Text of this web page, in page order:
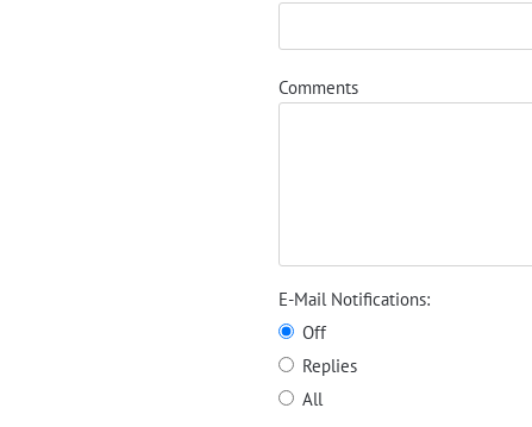
Comments
E-Mail Notifications:
Off
Replies
All